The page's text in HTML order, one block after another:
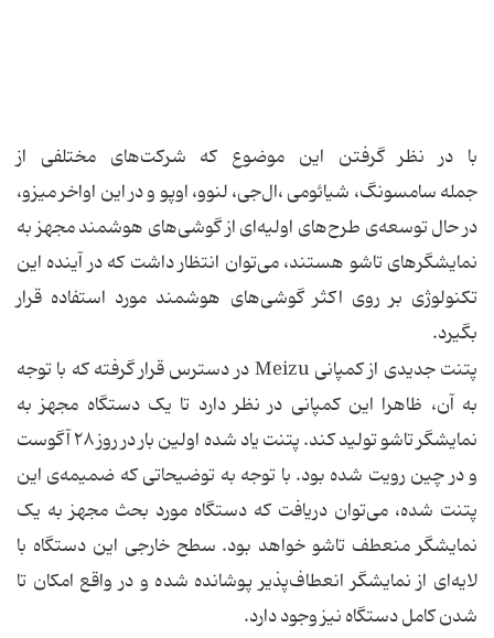
با در نظر گرفتن این موضوع که شرکت‌های مختلفی از
جمله سامسونگ، شیائومی ،ال‌جی، لنوو، اوپو و در این اواخر میزو،
در حال توسعه‌ی طرح‌های اولیه‌ای از گوشی‌های هوشمند مجهز به
نمایشگرهای تاشو هستند، می‌توان انتظار داشت که در آینده این
تکنولوژی بر روی اکثر گوشی‌های هوشمند مورد استفاده قرار
بگیرد.
پتنت جدیدی از کمپانی Meizu در دسترس قرار گرفته که با توجه
به آن، ظاهرا این کمپانی در نظر دارد تا یک دستگاه مجهز به
نمایشگر تاشو تولید کند. پتنت یاد شده اولین بار در روز ۲۸ آگوست
و در چین رویت شده بود. با توجه به توضیحاتی که ضمیمه‌ی این
پتنت شده، می‌توان دریافت که دستگاه مورد بحث مجهز به یک
نمایشگر منعطف تاشو خواهد بود. سطح خارجی این دستگاه با
لایه‌ای از نمایشگر انعطاف‌پذیر پوشانده شده و در واقع امکان تا
شدن کامل دستگاه نیز وجود دارد.